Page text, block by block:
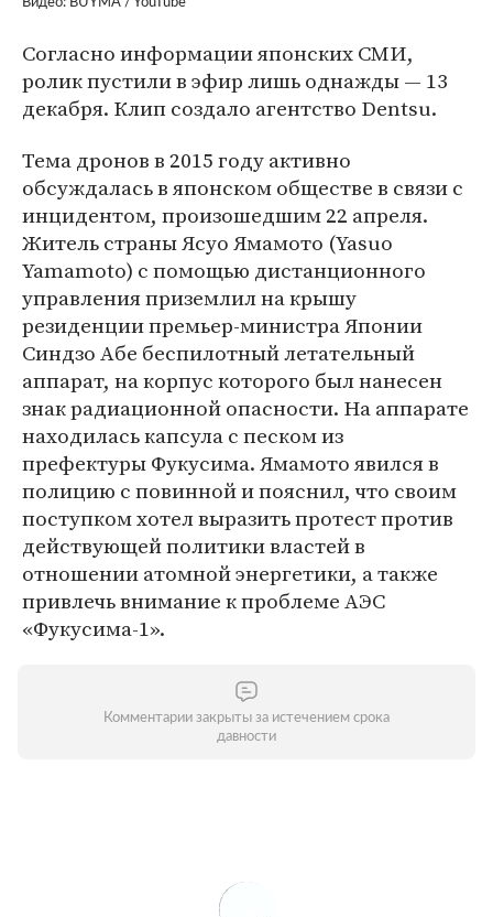
Согласно информации японских СМИ,
ролик пустили в эфир лишь однажды — 13
декабря. Клип создало агентство Dentsu.
Тема дронов в 2015 году активно
обсуждалась в японском обществе в связи с
инцидентом, произошедшим 22 апреля.
Житель страны Ясуо Ямамото (Yasuo
Yamamoto) с помощью дистанционного
управления приземлил на крышу
резиденции премьер-министра Японии
Синдзо Абе беспилотный летательный
аппарат, на корпус которого был нанесен
знак радиационной опасности. На аппарате
находилась капсула с песком из
префектуры Фукусима. Ямамото явился в
полицию с повинной и пояснил, что своим
поступком хотел выразить протест против
действующей политики властей в
отношении атомной энергетики, а также
привлечь внимание к проблеме АЭС
«Фукусима-1».
Комментарии закрыты за истечением срока
давности